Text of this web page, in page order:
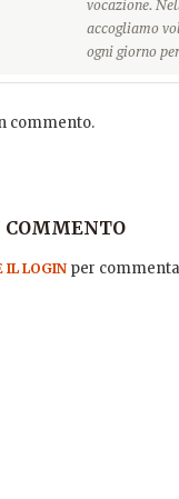
vocazione.
accogliamo
ogni giorno
commento.
COMMENTO
IL LOGIN per